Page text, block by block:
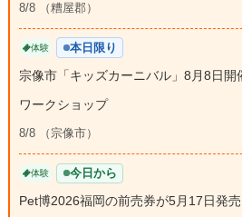
8/8 （糟屋郡）
体験 本日限り
宗像市「キッズカーニバル」8月8日開
ワークショップ
8/8 （宗像市）
体験 今日から
Pet博2026福岡の前売券が5月17日発